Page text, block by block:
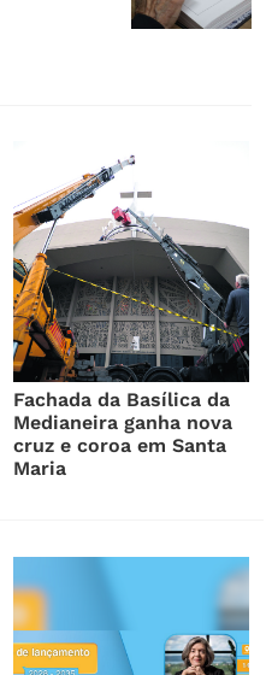
Fachada da Basílica da
Medianeira ganha nova
cruz e coroa em Santa
Maria